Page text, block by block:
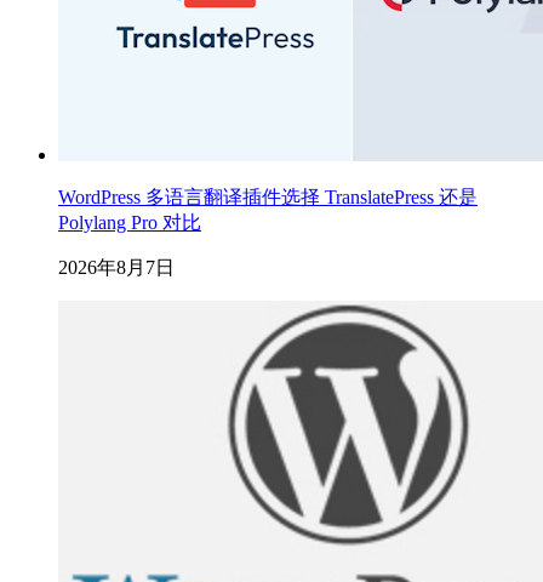
WordPress 多语言翻译插件选择 TranslatePress 还是
Polylang Pro 对比
2026年8月7日